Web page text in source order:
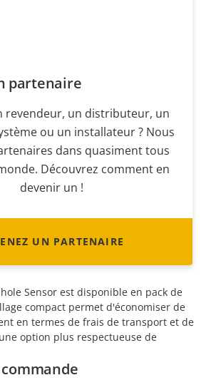
partenaire
revendeur, un distributeur, un
ou un installateur ? Nous
dans quasiment tous
Découvrez comment en
devenir un !
UN PARTENAIRE
Sensor est disponible en pack de
compact permet d'économiser de
en termes de frais de transport et de
option plus respectueuse de